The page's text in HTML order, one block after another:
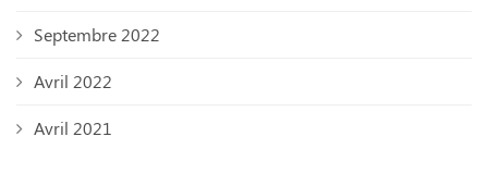
Septembre 2022
Avril 2022
Avril 2021